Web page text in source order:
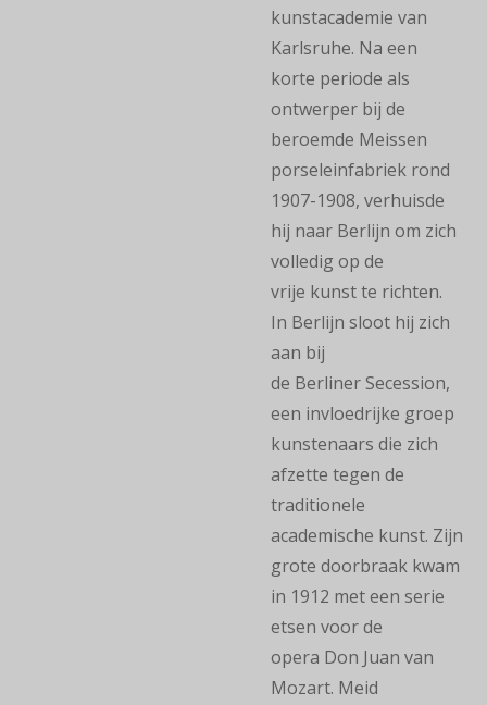
kunstacademie van
Karlsruhe. Na een
korte periode als
ontwerper bij de
beroemde Meissen
porseleinfabriek rond
1907-1908, verhuisde
hij naar Berlijn om zich
volledig op de
vrije kunst te richten.
In Berlijn sloot hij zich
aan bij
de Berliner Secession,
een invloedrijke groep
kunstenaars die zich
afzette tegen de
traditionele
academische kunst. Zijn
grote doorbraak kwam
in 1912 met een serie
etsen voor de
opera Don Juan van
Mozart. Meid